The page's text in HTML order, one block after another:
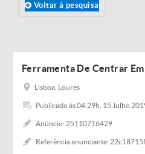
Voltar à pesquisa
Ferramenta De Centrar
Lisboa, Loures
Publicado às 04:29h, 15 Julho
Anúncio: 25110716429
Referência anunciante: